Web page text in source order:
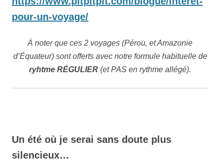
pour-un-voyage/
À noter que ces 2 voyages (Pérou, et Amazonie
d’Équateur) sont offerts avec notre formule habituelle de
ryhtme RÉGULIER (et PAS en rythme allégé).
Un été où je serai sans doute plus
silencieux…